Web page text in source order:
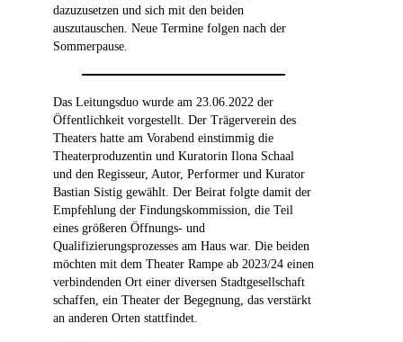
dazuzusetzen und sich mit den beiden
auszutauschen. Neue Termine folgen nach der
Sommerpause.
Das Leitungsduo wurde am 23.06.2022 der
Öffentlichkeit vorgestellt. Der Trägerverein des
Theaters hatte am Vorabend einstimmig die
Theaterproduzentin und Kuratorin Ilona Schaal
und den Regisseur, Autor, Performer und Kurator
Bastian Sistig gewählt. Der Beirat folgte damit der
Empfehlung der Findungskommission, die Teil
eines größeren Öffnungs- und
Qualifizierungsprozesses am Haus war. Die beiden
möchten mit dem Theater Rampe ab 2023/24 einen
verbindenden Ort einer diversen Stadtgesellschaft
schaffen, ein Theater der Begegnung, das verstärkt
an anderen Orten stattfindet.